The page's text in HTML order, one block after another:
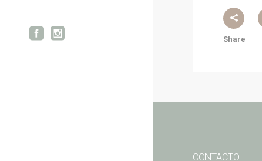
Share
CONTACTO